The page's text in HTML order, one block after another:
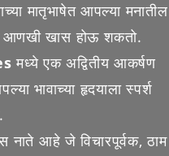
मातृभाषेत आपल्या मनातील
आणखी खास होऊ शकतो.
मध्ये एक अद्वितीय आकर्षण
भावाच्या हृदयाला स्पर्श
नाते आहे जे विचारपूर्वक, ठाम